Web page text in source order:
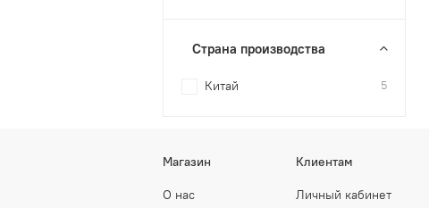
Страна производства
Китай 5
Магазин
О нас
Клиентам
Личный кабинет